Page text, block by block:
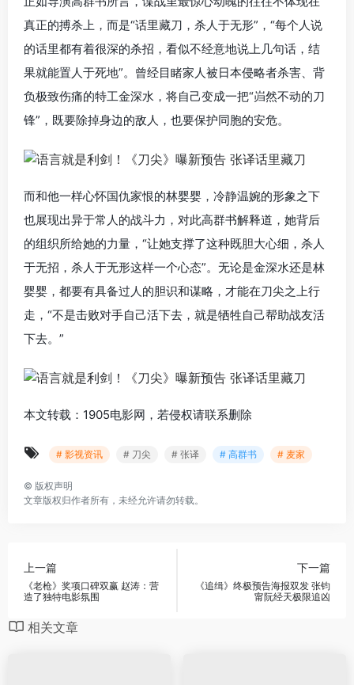
真正的搏杀上，而是“话里藏刀，杀人于无形”，“每个人说
的话里都有着很深的杀招，看似不经意地说上几句话，结
果就能置人于死地”。曾经目睹家人被日本侵略者杀害、背
负极致伤痛的特工金深水，将自己变成一把“岿然不动的刀
锋”，既要除掉身边的敌人，也要保护同胞的安危。
而和他一样心怀国仇家恨的林婴婴，冷静温婉的形象之下
也展现出异于常人的战斗力，对此高群书解释道，她背后
的组织所给她的力量，“让她支撑了这种既胆大心细，杀人
于无招，杀人于无形这样一个心态”。无论是金深水还是林
婴婴，都要有具备过人的胆识和谋略，才能在刀尖之上行
走，“不是击败对手自己活下去，就是牺牲自己帮助战友活
下去。”
本文转载：1905电影网，若侵权请联系删除
# 影视资讯 # 刀尖 # 张译 # 高群书 # 麦家
© 版权声明
文章版权归作者所有，未经允许请勿转载。
上一篇
《老枪》奖项口碑双赢 赵涛：营
造了独特电影氛围
下一篇
《追缉》终极预告海报双发 张钧
甯阮经天极限追凶
相关文章